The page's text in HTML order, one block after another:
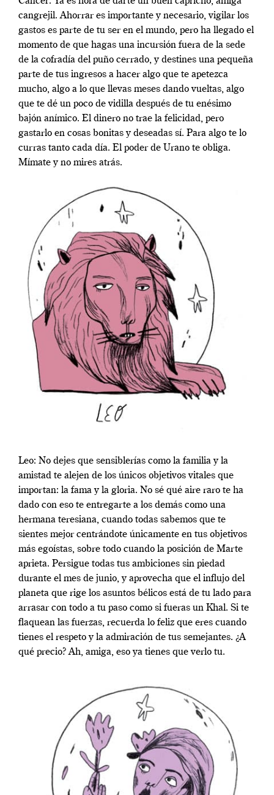
cangrejil. Ahorrar es importante y necesario, vigilar los
gastos es parte de tu ser en el mundo, pero ha llegado el
momento de que hagas una incursión fuera de la sede
de la cofradía del puño cerrado, y destines una pequeña
parte de tus ingresos a hacer algo que te apetezca
mucho, algo a lo que llevas meses dando vueltas, algo
que te dé un poco de vidilla después de tu enésimo
bajón anímico. El dinero no trae la felicidad, pero
gastarlo en cosas bonitas y deseadas sí. Para algo te lo
curras tanto cada día. El poder de Urano te obliga.
Mímate y no mires atrás.
Leo: No dejes que sensiblerías como la familia y la
amistad te alejen de los únicos objetivos vitales que
importan: la fama y la gloria. No sé qué aire raro te ha
dado con eso te entregarte a los demás como una
hermana teresiana, cuando todas sabemos que te
sientes mejor centrándote únicamente en tus objetivos
más egoístas, sobre todo cuando la posición de Marte
aprieta. Persigue todas tus ambiciones sin piedad
durante el mes de junio, y aprovecha que el influjo del
planeta que rige los asuntos bélicos está de tu lado para
arrasar con todo a tu paso como si fueras un Khal. Si te
flaquean las fuerzas, recuerda lo feliz que eres cuando
tienes el respeto y la admiración de tus semejantes. ¿A
qué precio? Ah, amiga, eso ya tienes que verlo tu.